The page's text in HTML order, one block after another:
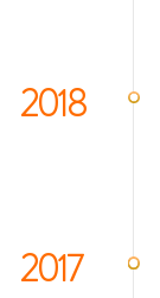
2018
2017